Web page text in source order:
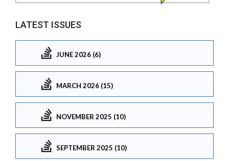
LATEST ISSUES
JUNE 2026 (6)
MARCH 2026 (15)
NOVEMBER 2025 (10)
SEPTEMBER 2025 (10)